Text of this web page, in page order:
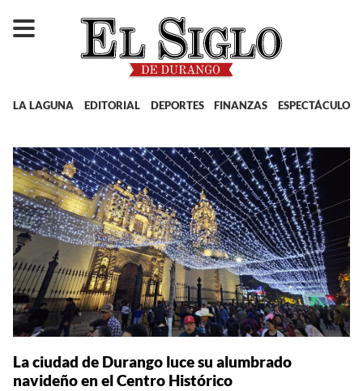
LA LAGUNA EDITORIAL DEPORTES FINANZAS ESPECTÁCULOS
La ciudad de Durango luce su alumbrado
navideño en el Centro Histórico